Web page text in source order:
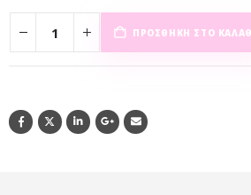
ΠΡΟΣΘΉΚΗ ΣΤΟ